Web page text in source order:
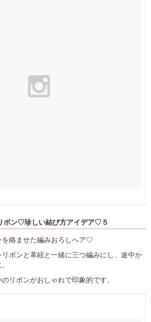
ボン♡珍しい結び方アイデア♡５
を絡ませた編みおろしへア♡
ボンと革紐と一緒に三つ編みにし、途中か
リボンがおしゃれで印象的です。